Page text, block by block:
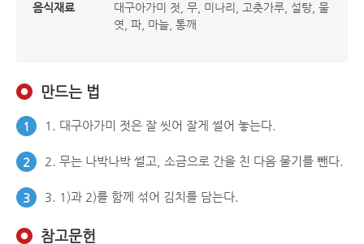
음식재료
대구아가미 젓, 무, 미나리, 고춧가루, 설탕, 물
엿, 파, 마늘, 통깨
만드는 법
1 1. 대구아가미 젓은 잘 씻어 잘게 썰어 놓는다.
2 2. 무는 나박나박 썰고, 소금으로 간을 친 다음 물기를 뺀다.
3 3. 1)과 2)를 함께 섞어 김치를 담는다.
참고문헌